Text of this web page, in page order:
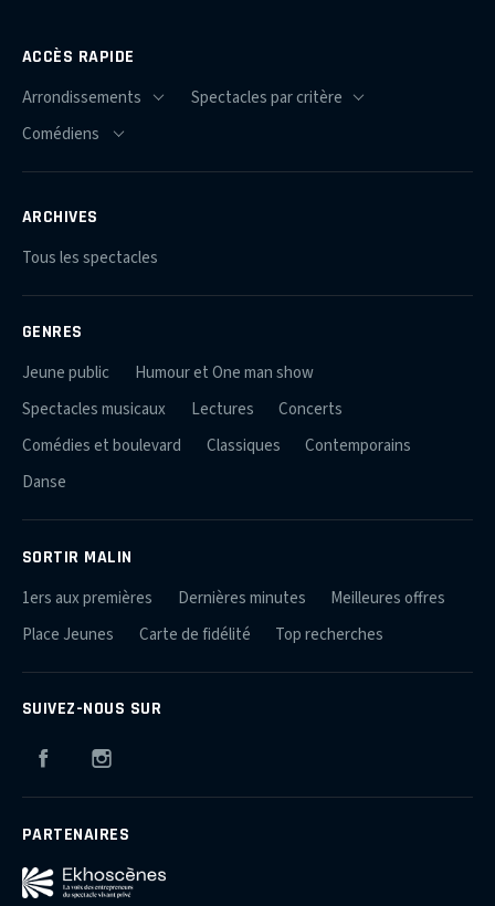
ACCÈS RAPIDE
ARCHIVES
Tous les spectacles
GENRES
Jeune public
Humour et One man show
Spectacles musicaux
Lectures
Concerts
Comédies et boulevard
Classiques
Contemporains
Danse
SORTIR MALIN
1ers aux premières Dernières minutes
Meilleures offres
Place Jeunes
Carte de fidélité Top recherches
SUIVEZ-NOUS SUR
Facebook
PARTENAIRES